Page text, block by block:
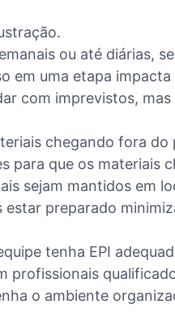
ou até diárias,
em uma etapa impacta
com imprevistos,
chegando fora do
para que os materiais
sejam mantidos em
preparado
tenha EPI
profissionais
o ambiente